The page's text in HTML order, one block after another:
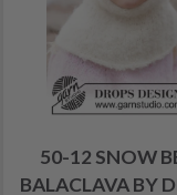
50-12 SNOW
BALACLAVA BY